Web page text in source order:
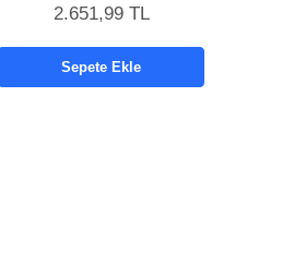
Makinesi
2.651,99 TL
Sepete Ekle